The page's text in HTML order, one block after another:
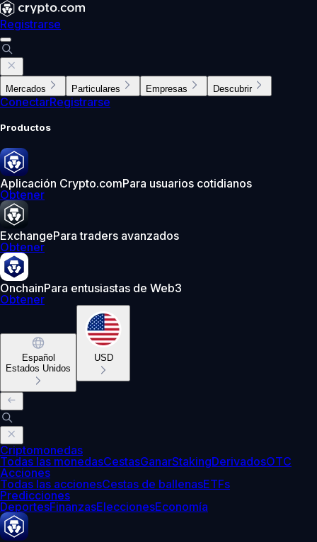
Registrarse
Mercados Particulares Empresas Descubrir
ConectarRegistrarse
Productos
Aplicación Crypto.comPara usuarios cotidianos
Obtener
ExchangePara traders avanzados
Obtener
OnchainPara entusiastas de Web3
Obtener
Español
Estados Unidos
USD
Criptomonedas
Todas las monedasCestasGanarStakingDerivadosOTC
Acciones
Todas las accionesCestas de ballenasETFs
Predicciones
DeportesFinanzasEleccionesEconomía